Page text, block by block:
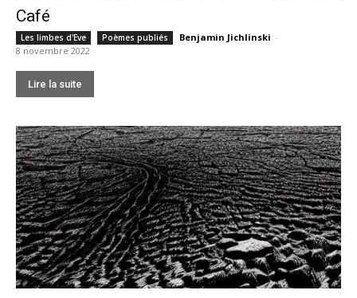
Café
Les limbes d'Eve Poèmes publiés Benjamin Jichlinski -
8 novembre 2022
Lire la suite